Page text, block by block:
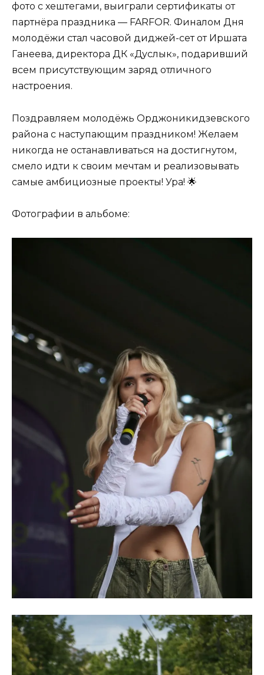
фото с хештегами, выиграли сертификаты от
партнёра праздника — FARFOR. Финалом Дня
молодёжи стал часовой диджей-сет от Иршата
Ганеева, директора ДК «Дуслык», подаривший
всем присутствующим заряд отличного
настроения.
Поздравляем молодёжь Орджоникидзевского
района с наступающим праздником! Желаем
никогда не останавливаться на достигнутом,
смело идти к своим мечтам и реализовывать
самые амбициозные проекты! Ура! 🌟
Фотографии в альбоме: